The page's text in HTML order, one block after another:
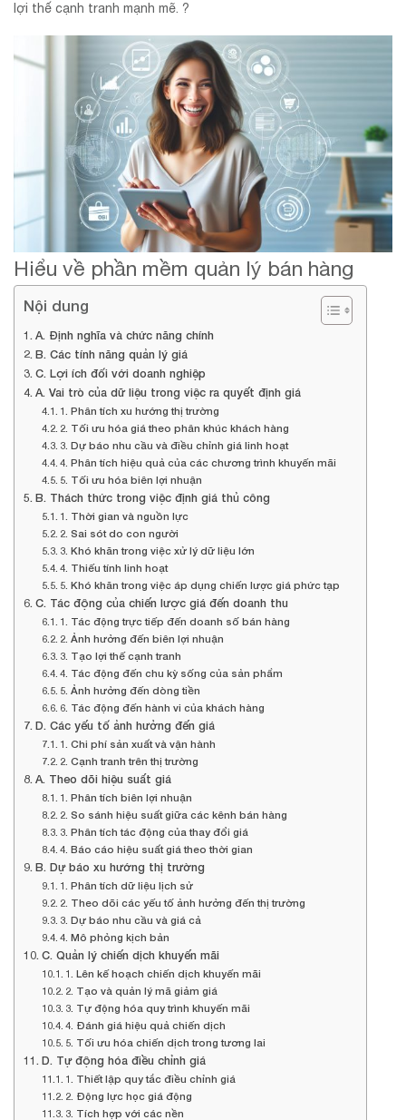
lợi thế cạnh tranh mạnh mẽ. ?
Hiểu về phần mềm quản lý bán hàng
Nội dung
A. Định nghĩa và chức năng chính
B. Các tính năng quản lý giá
C. Lợi ích đối với doanh nghiệp
A. Vai trò của dữ liệu trong việc ra quyết định giá
1. Phân tích xu hướng thị trường
2. Tối ưu hóa giá theo phân khúc khách hàng
3. Dự báo nhu cầu và điều chỉnh giá linh hoạt
4. Phân tích hiệu quả của các chương trình khuyến mãi
5. Tối ưu hóa biên lợi nhuận
B. Thách thức trong việc định giá thủ công
1. Thời gian và nguồn lực
2. Sai sót do con người
3. Khó khăn trong việc xử lý dữ liệu lớn
4. Thiếu tính linh hoạt
5. Khó khăn trong việc áp dụng chiến lược giá phức tạp
C. Tác động của chiến lược giá đến doanh thu
1. Tác động trực tiếp đến doanh số bán hàng
2. Ảnh hưởng đến biên lợi nhuận
3. Tạo lợi thế cạnh tranh
4. Tác động đến chu kỳ sống của sản phẩm
5. Ảnh hưởng đến dòng tiền
6. Tác động đến hành vi của khách hàng
D. Các yếu tố ảnh hưởng đến giá
1. Chi phí sản xuất và vận hành
2. Cạnh tranh trên thị trường
A. Theo dõi hiệu suất giá
1. Phân tích biên lợi nhuận
2. So sánh hiệu suất giữa các kênh bán hàng
3. Phân tích tác động của thay đổi giá
4. Báo cáo hiệu suất giá theo thời gian
B. Dự báo xu hướng thị trường
1. Phân tích dữ liệu lịch sử
2. Theo dõi các yếu tố ảnh hưởng đến thị trường
3. Dự báo nhu cầu và giá cả
4. Mô phỏng kịch bản
C. Quản lý chiến dịch khuyến mãi
1. Lên kế hoạch chiến dịch khuyến mãi
2. Tạo và quản lý mã giảm giá
3. Tự động hóa quy trình khuyến mãi
4. Đánh giá hiệu quả chiến dịch
5. Tối ưu hóa chiến dịch trong tương lai
D. Tự động hóa điều chỉnh giá
1. Thiết lập quy tắc điều chỉnh giá
2. Động lực học giá động
3. Tích hợp với các nền